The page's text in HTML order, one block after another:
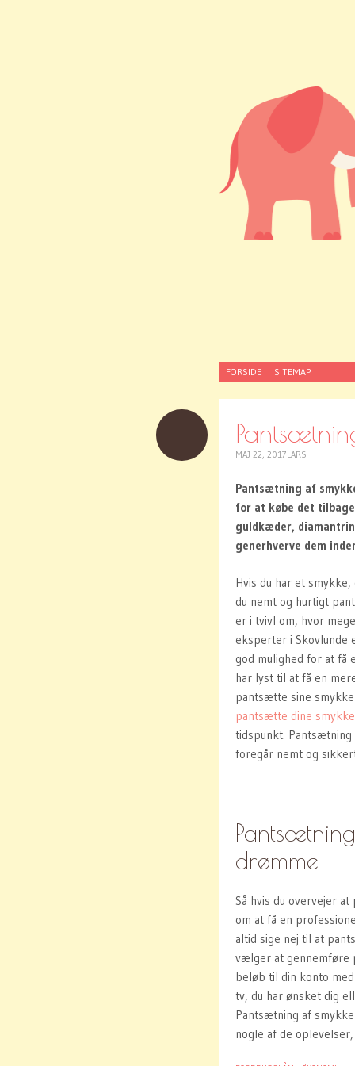
SKIP
CONTENT
FORSIDE SITEMAP
MAJ 22, 2017LARS
Pantsætning af
for at købe det
guldkæder,
generhverve dem
Hvis du har et
du nemt og hurtigt
er i tvivl om, hvor
eksperter i Skovlunde
god mulighed for at få
har lyst til at få en
pantsætte sine
pantsætte dine
tidspunkt.
foregår nemt og
drømme
Så hvis du overvejer
om at få en
altid sige nej til at
vælger at gennemføre
beløb til din konto
tv, du har ønsket dig
Pantsætning af
nogle af de